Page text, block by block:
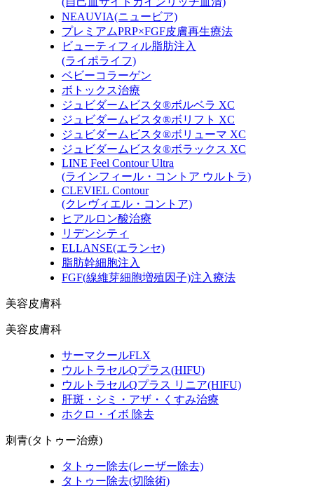
NEAUVIA(ニュービア)
プレミアムPRP×FGF皮膚再生療法
ビューティフィル脂肪注入
(ライポライフ)
ベビーコラーゲン
ボトックス治療
ジュビダームビスタ®ボルベラ XC
ジュビダームビスタ®ボリフト XC
ジュビダームビスタ®ボリューマ XC
ジュビダームビスタ®ボラックス XC
LINE Feel Contour Ultra
(ラインフィール・コントア ウルトラ)
CLEVIEL Contour
(クレヴィエル・コントア)
ヒアルロン酸治療
リデンシティ
ELLANSE(エランセ)
脂肪幹細胞注入
FGF(線維芽細胞増殖因子)注入療法
美容皮膚科
美容皮膚科
サーマクールFLX
ウルトラセルQプラス(HIFU)
ウルトラセルQプラス リニア(HIFU)
肝斑・シミ・アザ・くすみ治療
ホクロ・イボ 除去
刺青(タトゥー治療)
タトゥー除去(レーザー除去)
タトゥー除去(切除術)